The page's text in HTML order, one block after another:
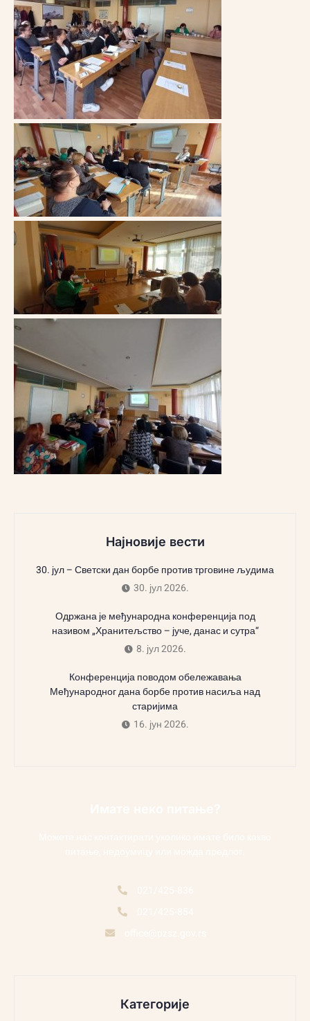
Најновије вести
30. јул – Светски дан борбе против трговине људима
30. јул 2026.
Одржана је међународна конференција под
називом „Хранитељство – јуче, данас и сутра“
8. јул 2026.
Конференција поводом обележавања
Међународног дана борбе против насиља над
старијима
16. јун 2026.
Категорије